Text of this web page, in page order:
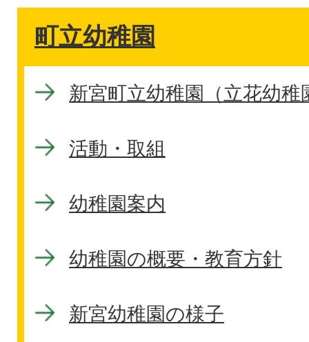
町立幼稚園
新宮町立幼稚園（立花幼稚
活動・取組
幼稚園案内
幼稚園の概要・教育方針
新宮幼稚園の様子